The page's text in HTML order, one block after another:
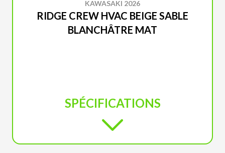
KAWASAKI 2026
RIDGE CREW HVAC BEIGE SABLE
BLANCHÂTRE MAT
SPÉCIFICATIONS